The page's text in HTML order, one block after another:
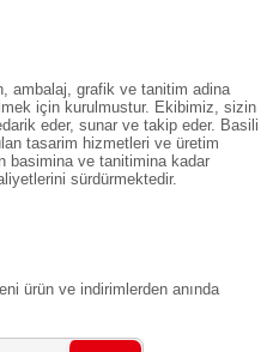
ambalaj, grafik ve tanitim adina
için kurulmustur. Ekibimiz, sizin
eder, sunar ve takip eder. Basili
tasarim hizmetleri ve üretim
basimina ve tanitimina kadar
sürdürmektedir.
ürün ve indirimlerden anında